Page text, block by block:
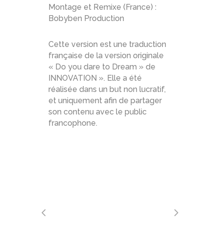
Montage et Remixe (France) :
Bobyben Production
Cette version est une traduction
française de la version originale
« Do you dare to Dream » de
INNOVATION ». Elle a été
réalisée dans un but non lucratif,
et uniquement afin de partager
son contenu avec le public
francophone.